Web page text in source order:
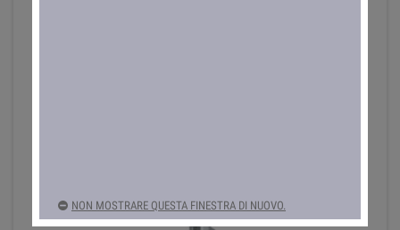
NON MOSTRARE QUESTA FINESTRA DI NUOVO.